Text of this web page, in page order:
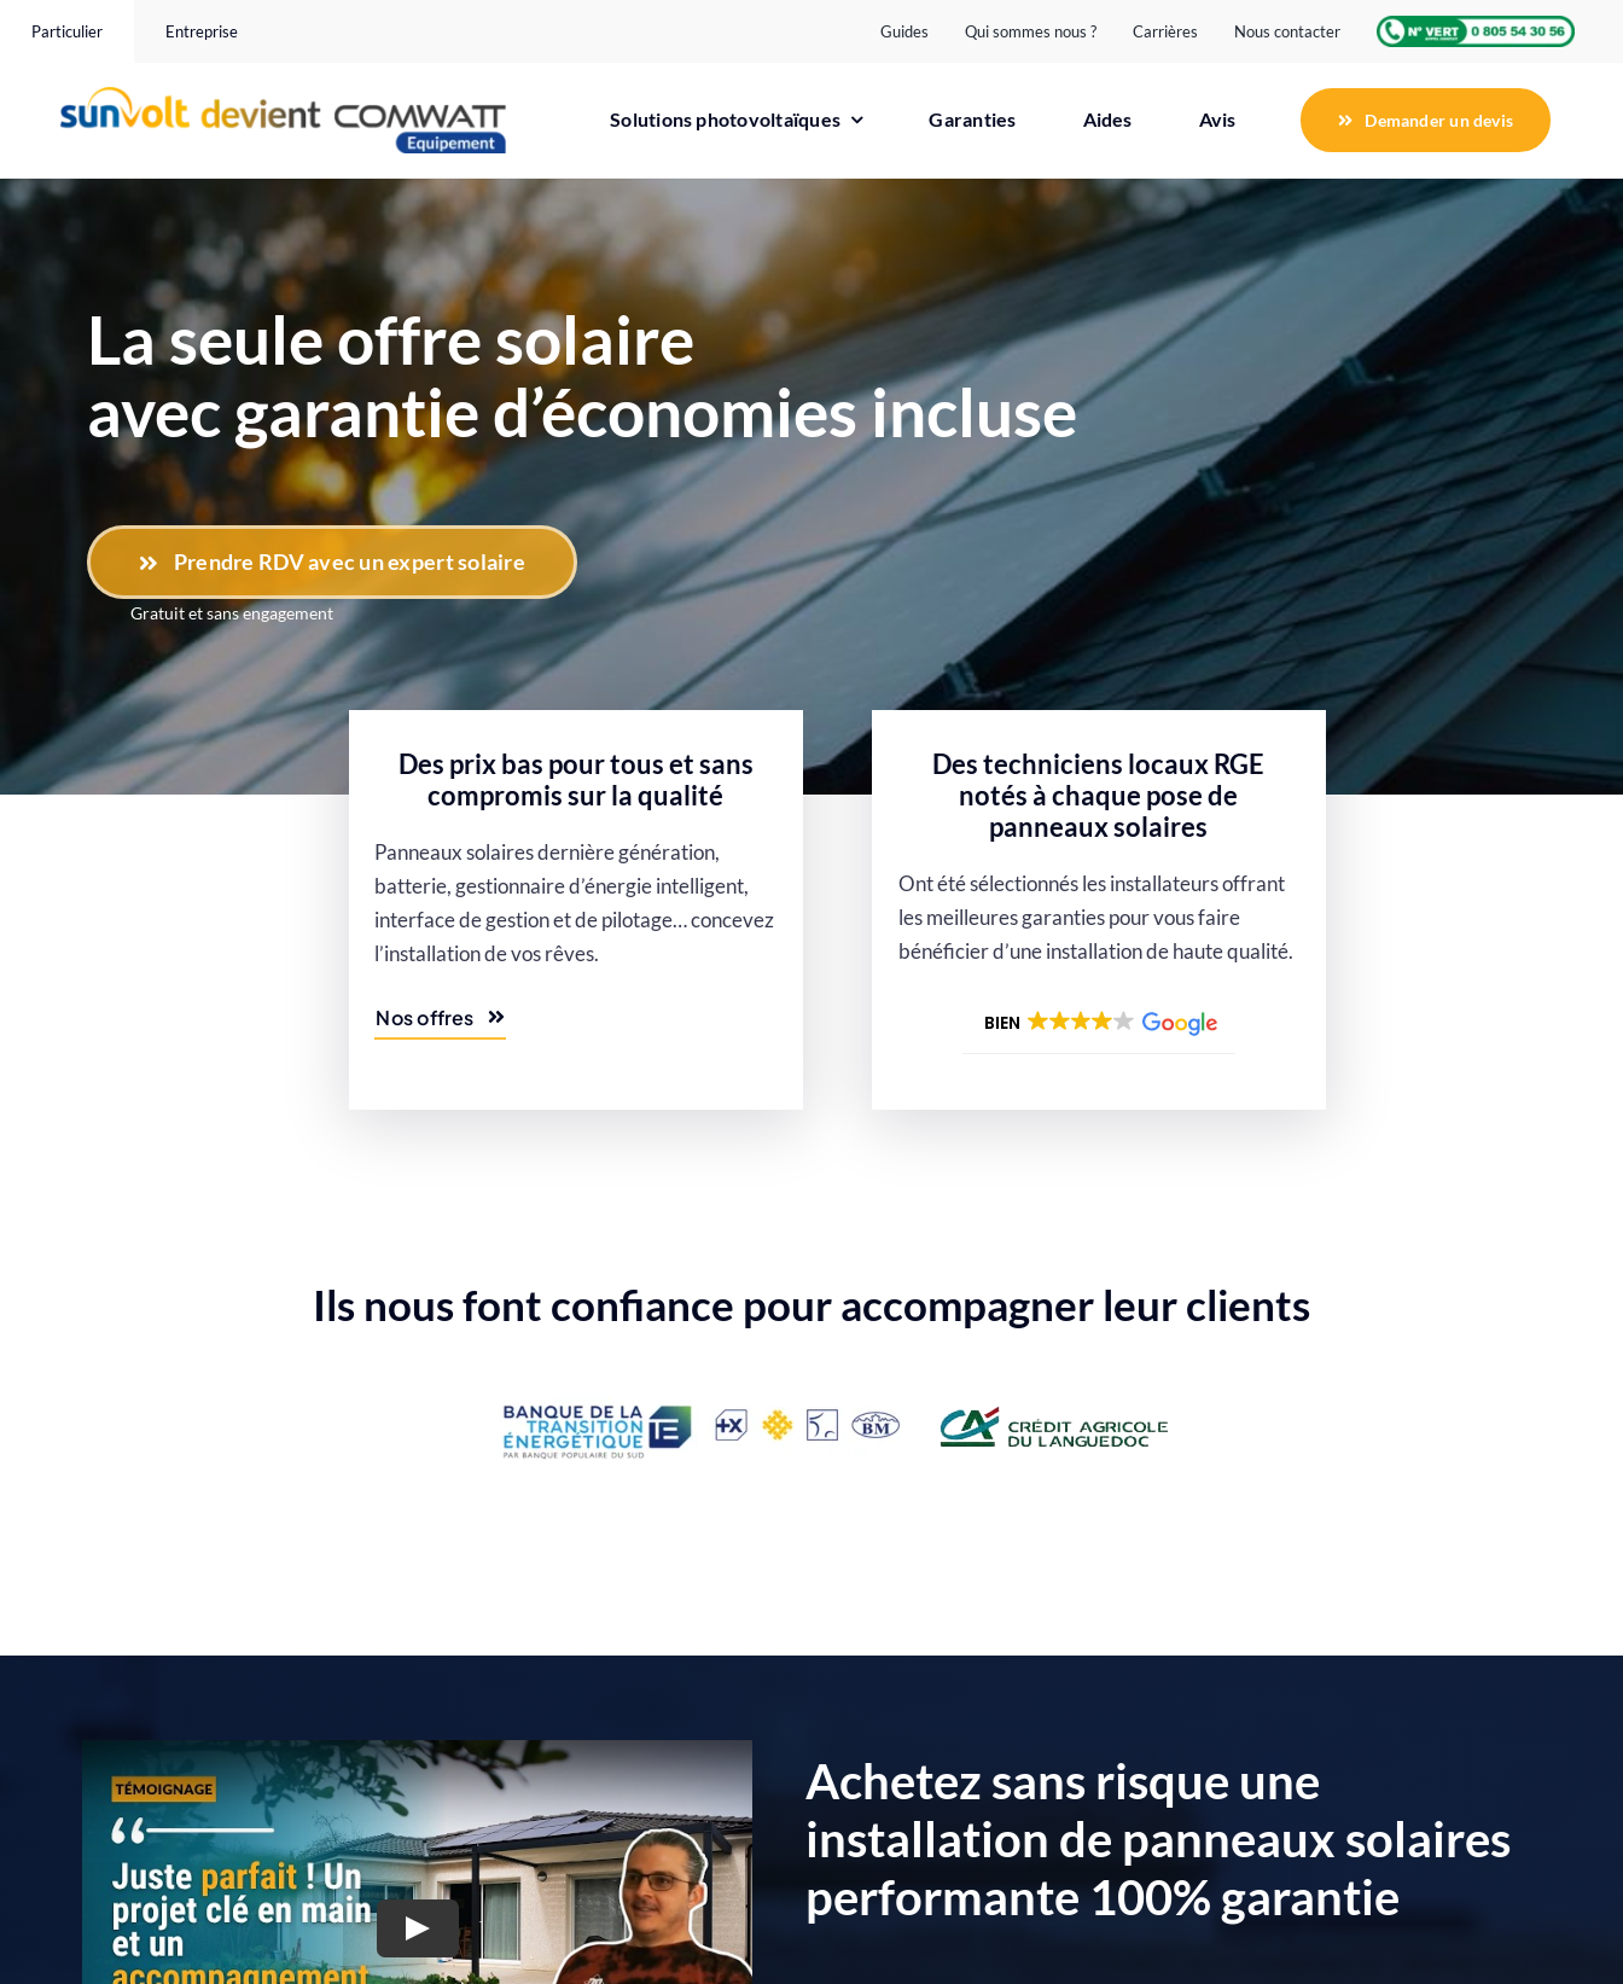
Particulier Entreprise Guides Qui sommes nous ? Carrières Nous contacter
Solutions photovoltaïques
Gamme SunEco
Le solaire performant et
durable au meilleur prix
En savoir plus
Gamme SunMax
Le solaire Premium avec
panneaux solaires de marque
française
En savoir plus
Garanties Aides Avis Demander un devis
La seule offre solaire
avec garantie d’économies incluse
Prendre RDV avec un expert solaire
Gratuit et sans engagement
Des prix bas pour tous et sans
compromis sur la qualité
Panneaux solaires dernière génération,
batterie, gestionnaire d’énergie intelligent,
interface de gestion et de pilotage… concevez
l’installation de vos rêves.
Nos offres
Des techniciens locaux RGE
notés à chaque pose de
panneaux solaires
Ont été sélectionnés les installateurs offrant
les meilleures garanties pour vous faire
bénéficier d’une installation de haute qualité.
BIEN
Ils nous font confiance pour accompagner leur clients
Achetez sans risque une
installation de panneaux solaires
performante 100% garantie